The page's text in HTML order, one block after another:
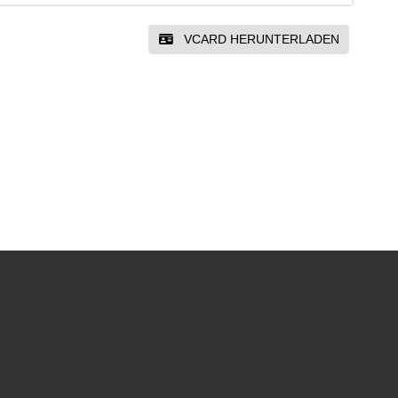
VCARD HERUNTERLADEN